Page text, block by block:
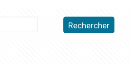
Rechercher